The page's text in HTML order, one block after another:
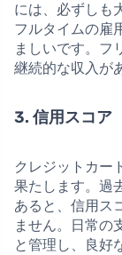
には、必ずしも
フルタイムの雇
ましいです。フ
継続的な収入が
3. 信用スコア
クレジットカー
果たします。過
あると、信用ス
ません。日常の
と管理し、良好